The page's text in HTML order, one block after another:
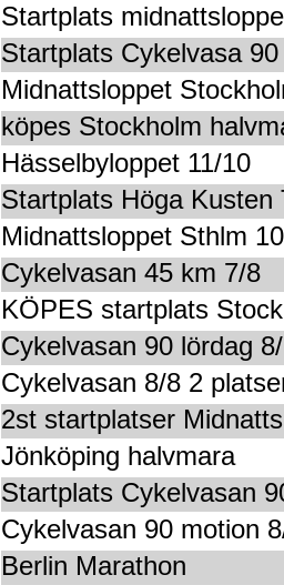
Startplats
Startplats Cykelvasa 90
Midnattsloppet
köpes Stockholm
Hässelbyloppet 11/10
Startplats Höga Kusten
Midnattsloppet Sthlm
Cykelvasan 45 km 7/8
KÖPES startplats
Cykelvasan 90 lördag
Cykelvasan 8/8 2
2st startplatser
Jönköping halvmara
Startplats Cykelvasan
Cykelvasan 90 motion
Berlin Marathon